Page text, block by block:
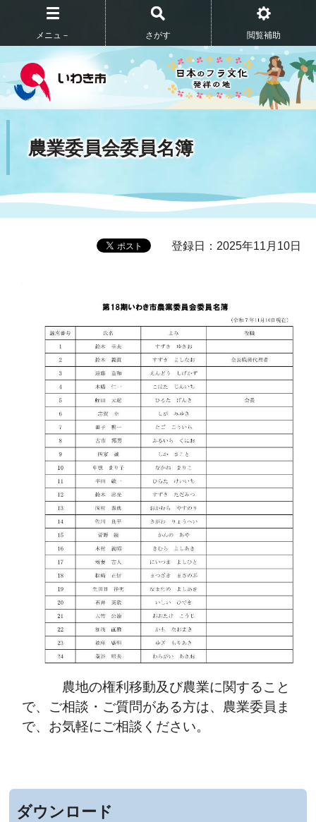
メニュ－ さがす 閲覧補助
農業委員会委員名簿
登録日：2025年11月10日
農地の権利移動及び農業に関すること
で、ご相談・ご質問がある方は、農業委員ま
で、お気軽にご相談ください。
ダウンロード